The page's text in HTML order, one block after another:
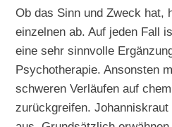
Ob das Sinn und Zweck hat,
einzelnen ab. Auf jeden Fall
eine sehr sinnvolle
Psychotherapie. Ansonsten
schweren Verläufen auf
zurückgreifen.